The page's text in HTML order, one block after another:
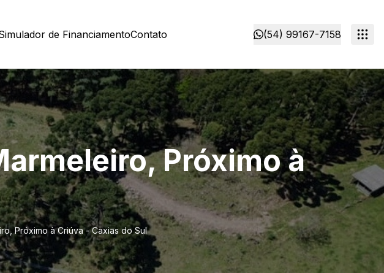
de FinanciamentoContato (54) 99167-7158
Próximo à
Próximo à Criúva - Caxias do Sul